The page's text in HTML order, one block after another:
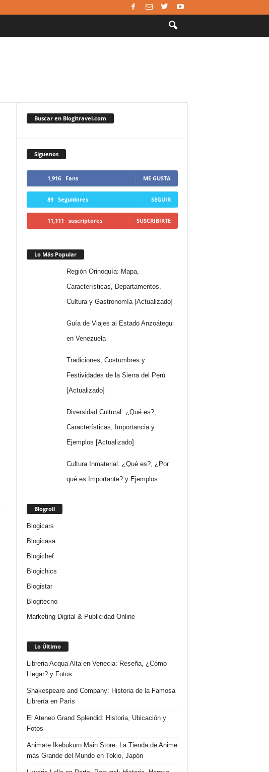
Buscar en Blogitravel.com
Síguenos
1,916 Fans ME GUSTA
89 Seguidores SEGUIR
11,111 suscriptores SUSCRIBIRTE
Lo Más Popular
Región Orinoquía: Mapa,
Características, Departamentos,
Cultura y Gastronomía [Actualizado]
Guía de Viajes al Estado Anzoátegui
en Venezuela
Tradiciones, Costumbres y
Festividades de la Sierra del Perú
[Actualizado]
Diversidad Cultural: ¿Qué es?,
Características, Importancia y
Ejemplos [Actualizado]
Cultura Inmaterial: ¿Qué es?, ¿Por
qué es Importante? y Ejemplos
Blogroll
Blogicars
Blogicasa
Blogichef
Blogichics
Blogistar
Blogitecno
Marketing Digital & Publicidad Online
Lo Último
Libreria Acqua Alta en Venecia: Reseña, ¿Cómo
Llegar? y Fotos
Shakespeare and Company: Historia de la Famosa
Librería en París
El Ateneo Grand Splendid: Historia, Ubicación y
Fotos
Animate Ikebukuro Main Store: La Tienda de Anime
más Grande del Mundo en Tokio, Japón